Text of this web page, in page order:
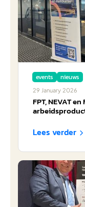
events nieuws
29 January 2026
FPT, NEVAT
Lees verder 